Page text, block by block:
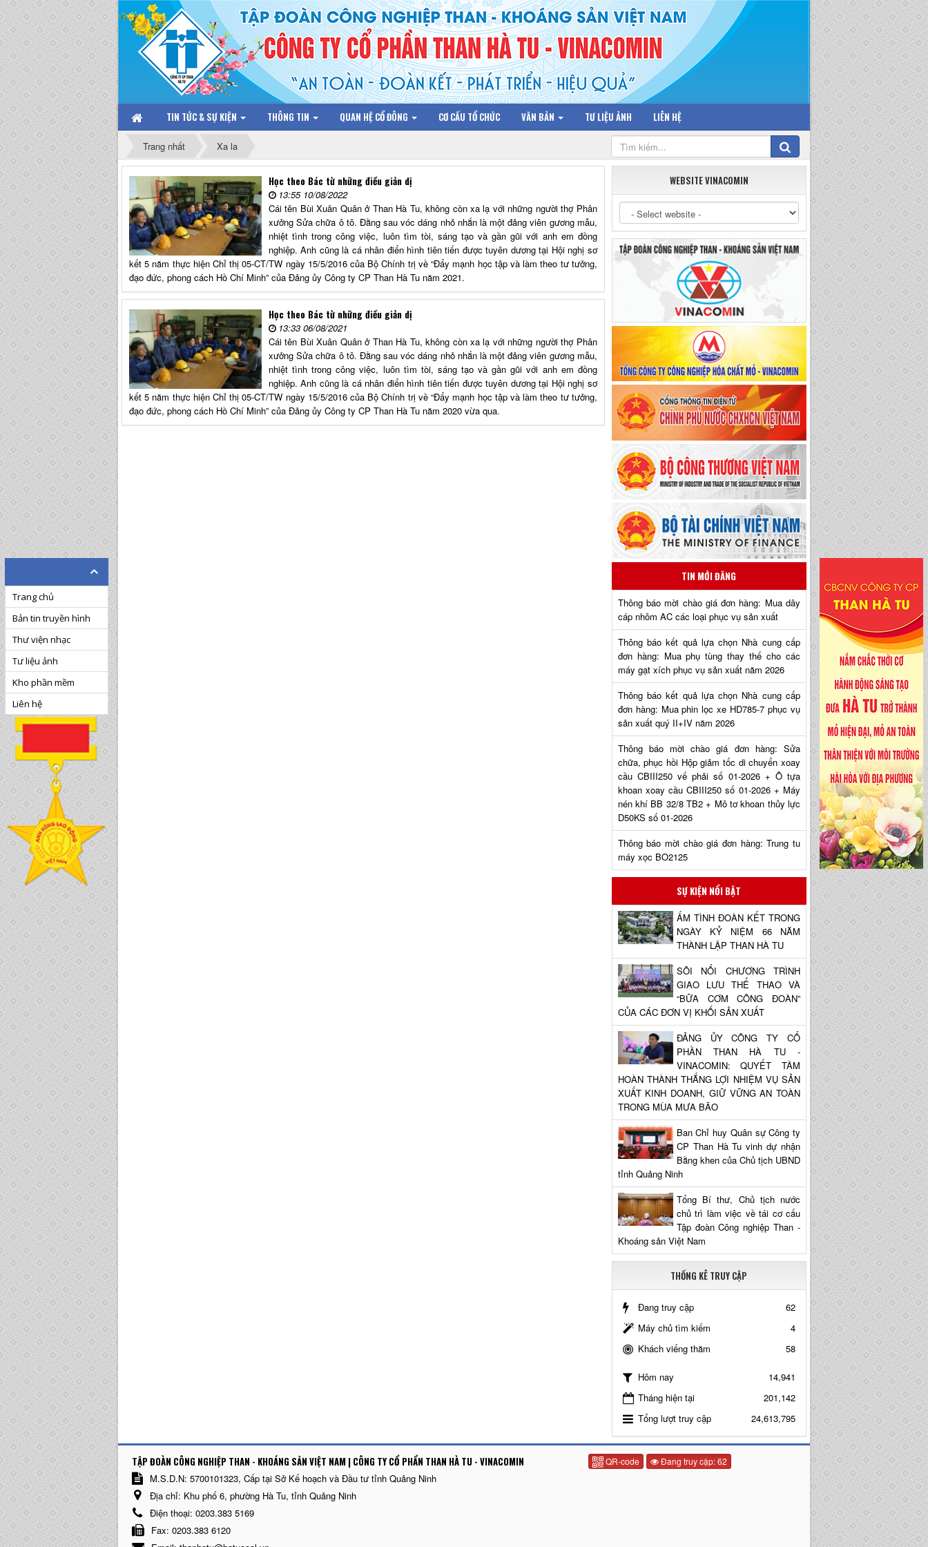
TIN TỨC & SỰ KIỆN THÔNG TIN QUAN HỆ CỔ ĐÔNG CƠ CẤU TỔ CHỨC VĂN BẢN TƯ LIỆU ẢNH LIÊN HỆ
Trang nhất Xa la
Học theo Bác từ những điều giản dị
13:55 10/08/2022
Cái tên Bùi Xuân Quân ở Than Hà Tu, không còn xa lạ với những người thợ Phân
xưởng Sửa chữa ô tô. Đằng sau vóc dáng nhỏ nhắn là một đảng viên gương mẫu,
nhiệt tình trong công việc, luôn tìm tòi, sáng tạo và gần gũi với anh em đồng
nghiệp. Anh cũng là cá nhân điển hình tiên tiến được tuyên dương tại Hội nghị sơ
kết 5 năm thực hiện Chỉ thị 05-CT/TW ngày 15/5/2016 của Bộ Chính trị về “Đẩy mạnh học tập và làm theo tư tưởng,
đạo đức, phong cách Hồ Chí Minh” của Đảng ủy Công ty CP Than Hà Tu năm 2021.
Học theo Bác từ những điều giản dị
13:33 06/08/2021
Cái tên Bùi Xuân Quân ở Than Hà Tu, không còn xa lạ với những người thợ Phân
xưởng Sửa chữa ô tô. Đằng sau vóc dáng nhỏ nhắn là một đảng viên gương mẫu,
nhiệt tình trong công việc, luôn tìm tòi, sáng tạo và gần gũi với anh em đồng
nghiệp. Anh cũng là cá nhân điển hình tiên tiến được tuyên dương tại Hội nghị sơ
kết 5 năm thực hiện Chỉ thị 05-CT/TW ngày 15/5/2016 của Bộ Chính trị về “Đẩy mạnh học tập và làm theo tư tưởng,
đạo đức, phong cách Hồ Chí Minh” của Đảng ủy Công ty CP Than Hà Tu năm 2020 vừa qua.
WEBSITE VINACOMIN
TIN MỚI ĐĂNG
Thông báo mời chào giá đơn hàng: Mua dây
cáp nhôm AC các loại phục vụ sản xuất
Thông báo kết quả lựa chọn Nhà cung cấp
đơn hàng: Mua phụ tùng thay thế cho các
máy gạt xích phục vụ sản xuất năm 2026
Thông báo kết quả lựa chọn Nhà cung cấp
đơn hàng: Mua phin lọc xe HD785-7 phục vụ
sản xuất quý II+IV năm 2026
Thông báo mời chào giá đơn hàng: Sửa
chữa, phục hồi Hộp giảm tốc di chuyển xoay
cầu CBIII250 vế phải số 01-2026 + Ô tựa
khoan xoay cầu CBIII250 số 01-2026 + Máy
nén khí BB 32/8 TB2 + Mô tơ khoan thủy lực
D50KS số 01-2026
Thông báo mời chào giá đơn hàng: Trung tu
máy xọc BO2125
SỰ KIỆN NỔI BẬT
ẤM TÌNH ĐOÀN KẾT TRONG
NGÀY KỶ NIỆM 66 NĂM
THÀNH LẬP THAN HÀ TU
SÔI NỔI CHƯƠNG TRÌNH
GIAO LƯU THỂ THAO VÀ
“BỮA CƠM CÔNG ĐOÀN”
CỦA CÁC ĐƠN VỊ KHỐI SẢN XUẤT
ĐẢNG ỦY CÔNG TY CỔ
PHẦN THAN HÀ TU -
VINACOMIN: QUYẾT TÂM
HOÀN THÀNH THẮNG LỢI NHIỆM VỤ SẢN
XUẤT KINH DOANH, GIỮ VỮNG AN TOÀN
TRONG MÙA MƯA BÃO
Ban Chỉ huy Quân sự Công ty
CP Than Hà Tu vinh dự nhận
Bằng khen của Chủ tịch UBND
tỉnh Quảng Ninh
Tổng Bí thư, Chủ tịch nước
chủ trì làm việc về tái cơ cấu
Tập đoàn Công nghiệp Than -
Khoáng sản Việt Nam
THỐNG KÊ TRUY CẬP
Đang truy cập
62
Máy chủ tìm kiếm
4
Khách viếng thăm
58
Hôm nay
14,941
Tháng hiện tại
201,142
Tổng lượt truy cập
24,613,795
TẬP ĐOÀN CÔNG NGHIỆP THAN - KHOÁNG SẢN VIỆT NAM | CÔNG TY CỔ PHẨN THAN HÀ TU - VINACOMIN
M.S.D.N: 5700101323, Cấp tại Sở Kế hoạch và Đầu tư tỉnh Quảng Ninh
Địa chỉ: Khu phố 6, phường Hà Tu, tỉnh Quảng Ninh
Điện thoại: 0203.383 5169
Fax: 0203.383 6120
QR-code Đang truy cập: 62
Trang chủ
Bản tin truyền hình
Thư viện nhạc
Tư liệu ảnh
Kho phần mềm
Liên hệ